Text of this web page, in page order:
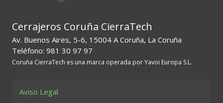
Cerrajeros Coruña CierraTech
Av. Buenos Aires, 5-6, 15004 A Coruña, La Coruña
Teléfono: 981 30 97 97
Coruña CierraTech es una marca operada por Yavoi Europa S.L.
Aviso Legal